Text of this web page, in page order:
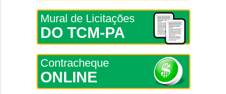
Mural de Licitações
DO TCM-PA
Contracheque
ONLINE